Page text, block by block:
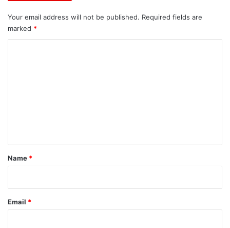
Your email address will not be published. Required fields are
marked *
*
Name *
Email *